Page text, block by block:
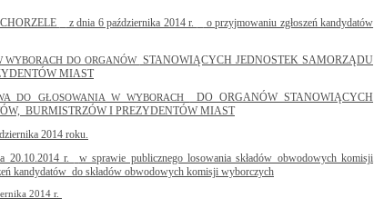
z dnia 6 października 2014 r.
o przyjmowaniu zgłoszeń kandydatów
WYBORACH DO ORGANÓW STANOWIĄCYCH JEDNOSTEK SAMORZĄDU
MIAST
DO GŁOSOWANIA W WYBORACH
DO ORGANÓW STANOWIĄCYCH
BURMISTRZÓW I PREZYDENTÓW MIAST
2014 roku.
20.10.2014 r.
w sprawie publicznego losowania składów obwodowych komisji
kandydatów do składów obwodowych komisji wyborczych
2014 r.